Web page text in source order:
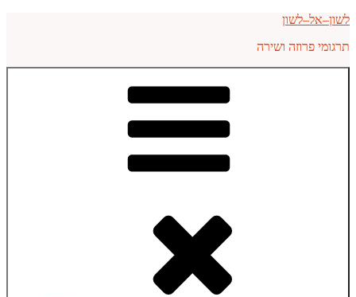
דילוג
לשון–אל–לשון
תרגומי פרוזה ושירה